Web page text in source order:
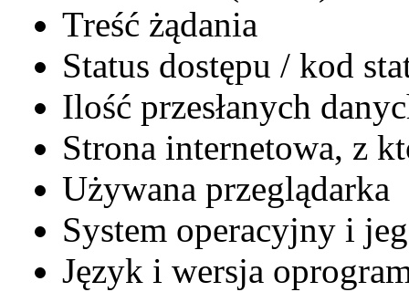
Treść żądania
Status dostępu / kod
Ilość przesłanych
Strona internetowa, z
Używana przeglądarka
System operacyjny i
Język i wersja